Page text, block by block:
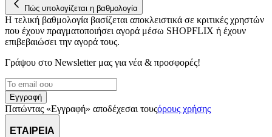
Πώς υπολογίζεται η βαθμολογία
Η τελική βαθμολογία βασίζεται αποκλειστικά σε κριτικές χρηστών
που έχουν πραγματοποιήσει αγορά μέσω SHOPFLIX ή έχουν
επιβεβαιώσει την αγορά τους.
Γράψου στο Νewsletter μας για νέα & προσφορές!
Εγγραφή
Πατώντας «Εγγραφή» αποδέχεσαι τουςόρους χρήσης
ΕΤΑΙΡΕΙΑ